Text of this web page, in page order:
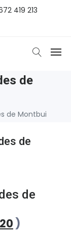
419 213
de
de Montbui
de
de
)